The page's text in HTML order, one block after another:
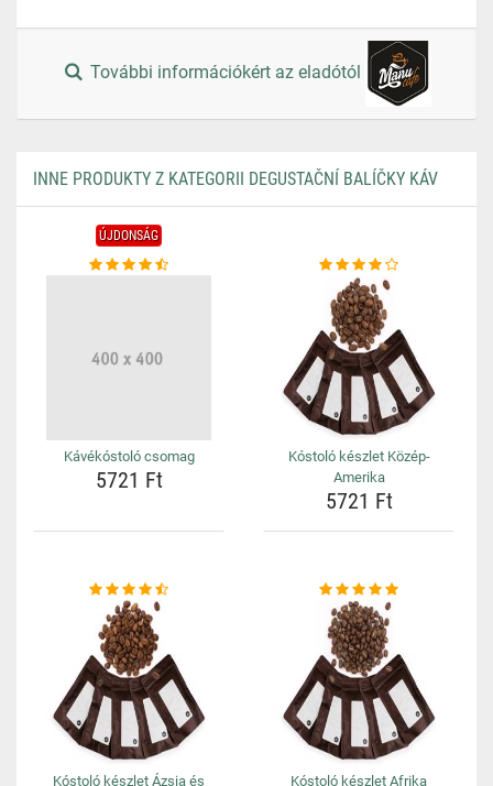
További információkért az eladótól
INNE PRODUKTY Z KATEGORII DEGUSTAČNÍ BALÍČKY KÁV
ÚJDONSÁG
Kávékóstoló csomag
5721 Ft
Kóstoló készlet Közép-
Amerika
5721 Ft
Kóstoló készlet Ázsia és
Kóstoló készlet Afrika